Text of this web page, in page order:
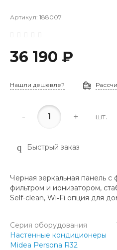
Артикул: 188007
36 190 ₽
Нашли дешевле?
- + шт.
Быстрый заказ
Черная зеркальная панель с
фильтром и ионизатором,
Self-clean, Wi‑Fi опция для
Серия оборудования
Настенные кондиционеры
Midea Persona R32